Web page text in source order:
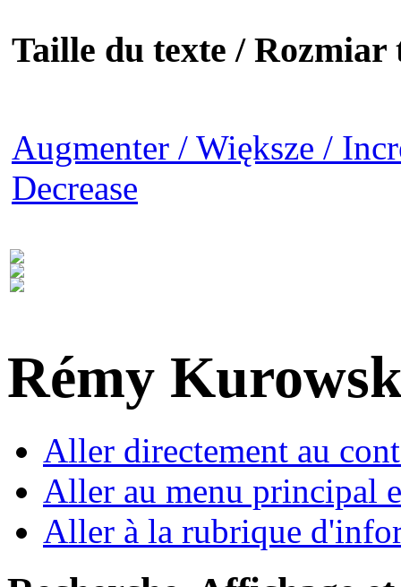
Taille du texte / Rozmiar
Augmenter / Większe /
Decrease
Rémy
Aller directement au
Aller au menu principal
Aller à la rubrique